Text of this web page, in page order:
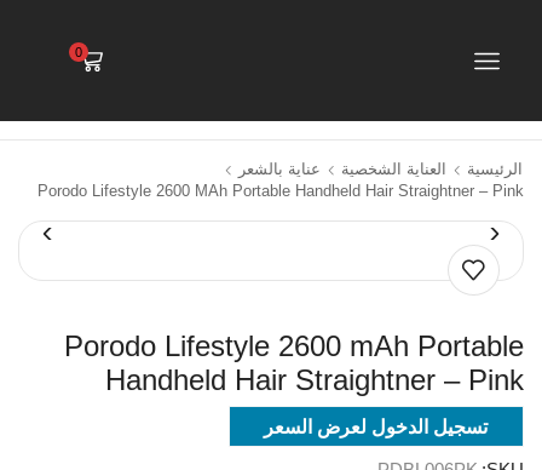
0
الرئيسية العناية الشخصية
عناية بالشعر
Porodo Lifestyle 2600 MAh Portable Handheld Hair Straightner – Pink
Porodo Lifestyle 2600 mAh Portable
Handheld Hair Straightner – Pink
تسجيل الدخول لعرض السعر